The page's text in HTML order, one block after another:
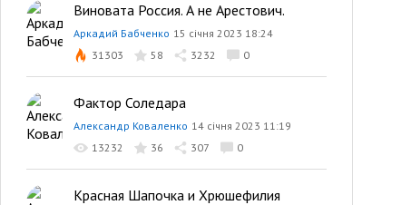
Виновата Россия. А не Арестович.
Аркадий Бабченко 15 січня 2023 18:24
31303
58 3232 0
Фактор Соледара
Александр Коваленко 14 січня 2023 11:19
13232
36 307 0
Красная Шапочка и Хрюшефилия